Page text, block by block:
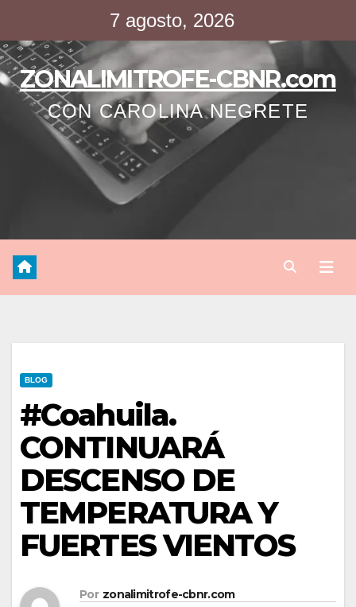
contenido
7 agosto, 2026
ZONALIMITROFE-CBNR.com
CON CAROLINA NEGRETE
BLOG
#Coahuila.
CONTINUARÁ
DESCENSO DE
TEMPERATURA Y
FUERTES VIENTOS
Por zonalimitrofe-cbnr.com